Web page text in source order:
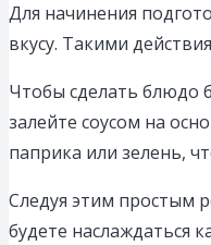
Для начинения
вкусу. Такими
Чтобы сделать блюдо
залейте соусом на
паприка или зелень,
Следуя этим простым
будете наслаждаться